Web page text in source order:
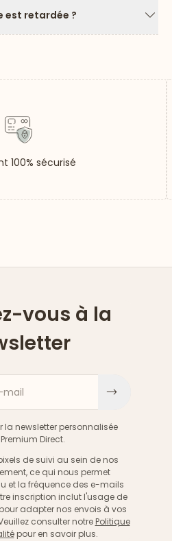
est retardée ?
100% sécurisé
vous à la
mail
la newsletter personnalisée
Direct.
de suivi au sein de nos
ce qui nous permet
et la fréquence des e-mails
inscription inclut l'usage de
adapter nos envois à vos
consulter notre Politique
pour en savoir plus.